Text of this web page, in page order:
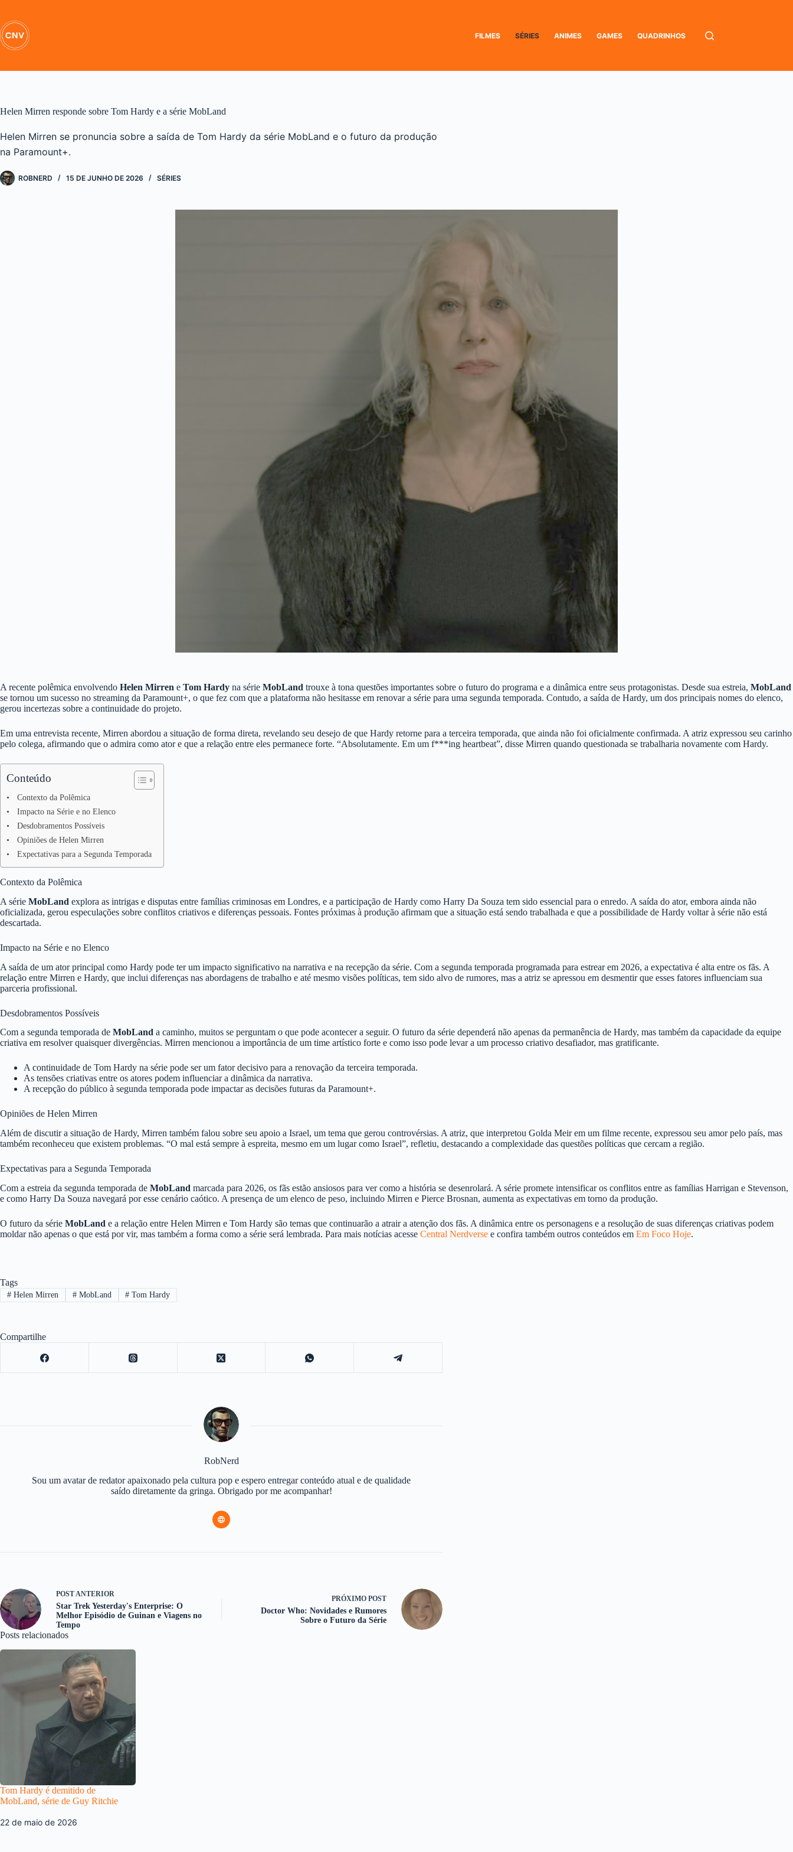
o
conteúdo
FILMES SÉRIES ANIMES GAMES QUADRINHOS
Helen Mirren responde sobre Tom Hardy e a série MobLand
Helen Mirren se pronuncia sobre a saída de Tom Hardy da série MobLand e o futuro da produção
na Paramount+.
ROBNERD 15 DE JUNHO DE 2026 SÉRIES
A recente polêmica envolvendo Helen Mirren e Tom Hardy na série MobLand trouxe à tona questões importantes sobre o futuro do programa e a dinâmica entre seus protagonistas. Desde sua estreia, MobLand
se tornou um sucesso no streaming da Paramount+, o que fez com que a plataforma não hesitasse em renovar a série para uma segunda temporada. Contudo, a saída de Hardy, um dos principais nomes do elenco,
gerou incertezas sobre a continuidade do projeto.
Em uma entrevista recente, Mirren abordou a situação de forma direta, revelando seu desejo de que Hardy retorne para a terceira temporada, que ainda não foi oficialmente confirmada. A atriz expressou seu carinho
pelo colega, afirmando que o admira como ator e que a relação entre eles permanece forte. “Absolutamente. Em um f***ing heartbeat”, disse Mirren quando questionada se trabalharia novamente com Hardy.
Conteúdo
Contexto da Polêmica
Impacto na Série e no Elenco
Desdobramentos Possíveis
Opiniões de Helen Mirren
Expectativas para a Segunda Temporada
Contexto da Polêmica
A série MobLand explora as intrigas e disputas entre famílias criminosas em Londres, e a participação de Hardy como Harry Da Souza tem sido essencial para o enredo. A saída do ator, embora ainda não
oficializada, gerou especulações sobre conflitos criativos e diferenças pessoais. Fontes próximas à produção afirmam que a situação está sendo trabalhada e que a possibilidade de Hardy voltar à série não está
descartada.
Impacto na Série e no Elenco
A saída de um ator principal como Hardy pode ter um impacto significativo na narrativa e na recepção da série. Com a segunda temporada programada para estrear em 2026, a expectativa é alta entre os fãs. A
relação entre Mirren e Hardy, que inclui diferenças nas abordagens de trabalho e até mesmo visões políticas, tem sido alvo de rumores, mas a atriz se apressou em desmentir que esses fatores influenciam sua
parceria profissional.
Desdobramentos Possíveis
Com a segunda temporada de MobLand a caminho, muitos se perguntam o que pode acontecer a seguir. O futuro da série dependerá não apenas da permanência de Hardy, mas também da capacidade da equipe
criativa em resolver quaisquer divergências. Mirren mencionou a importância de um time artístico forte e como isso pode levar a um processo criativo desafiador, mas gratificante.
A continuidade de Tom Hardy na série pode ser um fator decisivo para a renovação da terceira temporada.
As tensões criativas entre os atores podem influenciar a dinâmica da narrativa.
A recepção do público à segunda temporada pode impactar as decisões futuras da Paramount+.
Opiniões de Helen Mirren
Além de discutir a situação de Hardy, Mirren também falou sobre seu apoio a Israel, um tema que gerou controvérsias. A atriz, que interpretou Golda Meir em um filme recente, expressou seu amor pelo país, mas
também reconheceu que existem problemas. “O mal está sempre à espreita, mesmo em um lugar como Israel”, refletiu, destacando a complexidade das questões políticas que cercam a região.
Expectativas para a Segunda Temporada
Com a estreia da segunda temporada de MobLand marcada para 2026, os fãs estão ansiosos para ver como a história se desenrolará. A série promete intensificar os conflitos entre as famílias Harrigan e Stevenson,
e como Harry Da Souza navegará por esse cenário caótico. A presença de um elenco de peso, incluindo Mirren e Pierce Brosnan, aumenta as expectativas em torno da produção.
O futuro da série MobLand e a relação entre Helen Mirren e Tom Hardy são temas que continuarão a atrair a atenção dos fãs. A dinâmica entre os personagens e a resolução de suas diferenças criativas podem
moldar não apenas o que está por vir, mas também a forma como a série será lembrada. Para mais notícias acesse Central Nerdverse e confira também outros conteúdos em Em Foco Hoje.
Tags
#Helen Mirren #MobLand # Tom Hardy
Compartilhe
RobNerd
Sou um avatar de redator apaixonado pela cultura pop e espero entregar conteúdo atual e de qualidade
saído diretamente da gringa. Obrigado por me acompanhar!
POSTANTERIOR
Star Trek Yesterday's Enterprise: O
Melhor Episódio de Guinan e Viagens no
Tempo
PRÓXIMO POST
Doctor Who: Novidades e Rumores
Sobre o Futuro da Série
Posts relacionados
Tom Hardy é demitido de
MobLand, série de Guy Ritchie
22 de maio de 2026